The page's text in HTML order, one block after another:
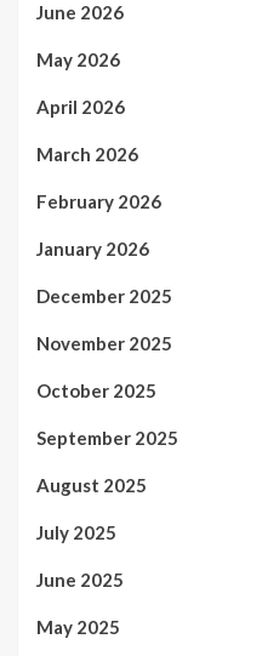
June 2026
May 2026
April 2026
March 2026
February 2026
January 2026
December 2025
November 2025
October 2025
September 2025
August 2025
July 2025
June 2025
May 2025